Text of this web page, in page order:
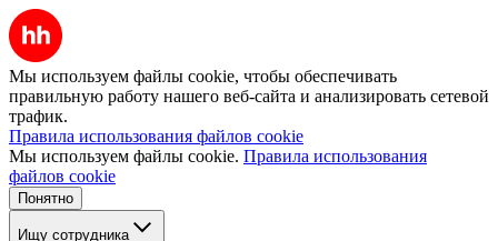
Мы используем файлы cookie, чтобы обеспечивать
правильную работу нашего веб-сайта и анализировать сетевой
трафик.
Правила использования файлов cookie
Мы используем файлы cookie. Правила использования
файлов cookie
Понятно
Ищу сотрудника